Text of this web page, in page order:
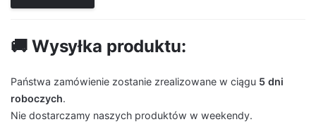
🚚 Wysyłka produktu:
Państwa zamówienie zostanie zrealizowane w ciągu 5 dni
roboczych.
Nie dostarczamy naszych produktów w weekendy.